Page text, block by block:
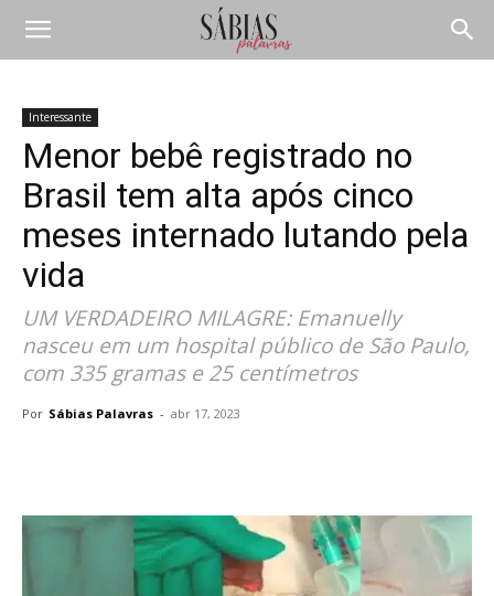
Interessante
Menor bebê registrado no
Brasil tem alta após cinco
meses internado lutando pela
vida
UM VERDADEIRO MILAGRE: Emanuelly
nasceu em um hospital público de São Paulo,
com 335 gramas e 25 centímetros
Por Sábias Palavras - abr 17, 2023